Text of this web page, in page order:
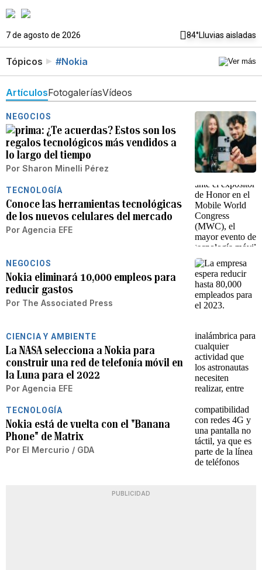
7 de agosto de 2026 84°Lluvias aisladas
Tópicos #Nokia
ArtículosFotogaleríasVídeos
NEGOCIOS
¿Te acuerdas? Estos son los
regalos tecnológicos más vendidos a
lo largo del tiempo
Por Sharon Minelli Pérez
TECNOLOGÍA
Conoce las herramientas tecnológicas
de los nuevos celulares del mercado
Por Agencia EFE
NEGOCIOS
Nokia eliminará 10,000 empleos para
reducir gastos
Por The Associated Press
CIENCIA Y AMBIENTE
La NASA selecciona a Nokia para
construir una red de telefonía móvil en
la Luna para el 2022
Por Agencia EFE
TECNOLOGÍA
Nokia está de vuelta con el "Banana
Phone" de Matrix
Por El Mercurio / GDA
PUBLICIDAD